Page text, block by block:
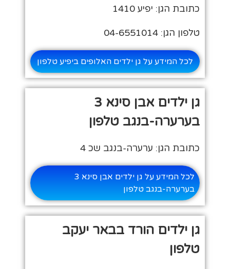
כתובת הגן: יפיע 1410
טלפון הגן: 04-6551014
לכל המידע על גן ילדים האלופים ביפיע טלפון
גן ילדים אבן סינא 3
בערערה-בנגב טלפון
כתובת הגן: ערערה-בנגב שכ 4
לכל המידע על גן ילדים אבן סינא 3
בערערה-בנגב טלפון
גן ילדים הורד בבאר יעקב
טלפון